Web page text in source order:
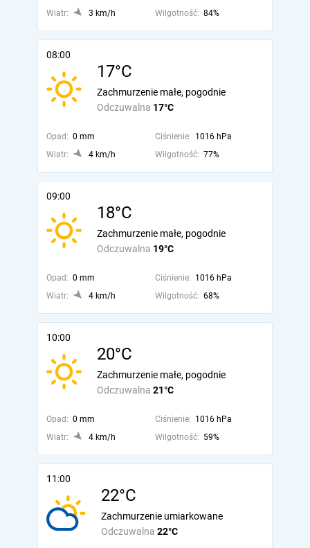
Wiatr: 3 km/h Wilgotność: 84%
08:00
17°C
Odczuwalna 17°C
Zachmurzenie małe, pogodnie
Opad: 0 mm Ciśnienie: 1016 hPa
Wiatr:
4 km/h Wilgotność: 77%
09:00
18°C
Odczuwalna 19°C
Zachmurzenie małe, pogodnie
Opad: 0 mm Ciśnienie: 1016 hPa
Wiatr:
4 km/h Wilgotność: 68%
10:00
20°C
Odczuwalna 21°C
Zachmurzenie małe, pogodnie
Opad: 0 mm Ciśnienie: 1016 hPa
Wiatr:
4 km/h Wilgotność: 59%
11:00
22°C
Odczuwalna 22°C
Zachmurzenie umiarkowane